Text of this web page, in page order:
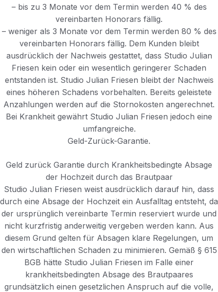
– bis zu 3 Monate vor dem Termin werden 40 % des
vereinbarten Honorars fällig.
– weniger als 3 Monate vor dem Termin werden 80 % des
vereinbarten Honorars fällig. Dem Kunden bleibt
ausdrücklich der Nachweis gestattet, dass Studio Julian
Friesen kein oder ein wesentlich geringerer Schaden
entstanden ist. Studio Julian Friesen bleibt der Nachweis
eines höheren Schadens vorbehalten. Bereits geleistete
Anzahlungen werden auf die Stornokosten angerechnet.
Bei Krankheit gewährt Studio Julian Friesen jedoch eine
umfangreiche.
Geld-Zurück-Garantie.
Geld zurück Garantie durch Krankheitsbedingte Absage
der Hochzeit durch das Brautpaar
Studio Julian Friesen weist ausdrücklich darauf hin, dass
durch eine Absage der Hochzeit ein Ausfalltag entsteht, da
der ursprünglich vereinbarte Termin reserviert wurde und
nicht kurzfristig anderweitig vergeben werden kann. Aus
diesem Grund gelten für Absagen klare Regelungen, um
den wirtschaftlichen Schaden zu minimieren. Gemäß § 615
BGB hätte Studio Julian Friesen im Falle einer
krankheitsbedingten Absage des Brautpaares
grundsätzlich einen gesetzlichen Anspruch auf die volle,